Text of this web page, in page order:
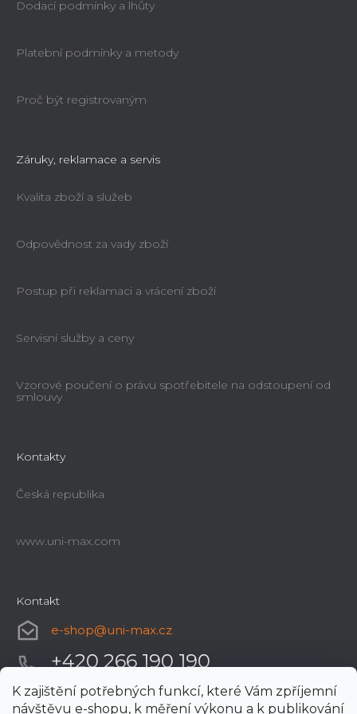
K zajištění potřebných funkcí, které Vám zpříjemní
návštěvu e-shopu, k měření výkonu a k publikování
Dodací podmínky a lhůty
Platební podmínky a metody
Proč být registrovaným
Záruky, reklamace a servis
Kvalita zboží a služeb
Odpovědnost za vady zboží
Postup při reklamaci a vrácení zboží
Servisní služby a ceny
Vzorové poučení o právu spotřebitele na odstoupení od
smlouvy
Kontakty
Česká republika
www.uni-max.com
Kontakt
e-shop@uni-max.cz
+420 266 190 190